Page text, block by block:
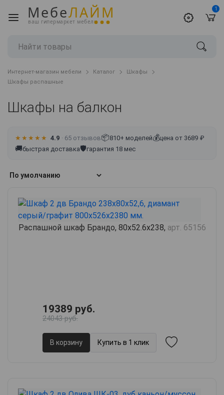
МебеЛАЙМ
ваш гипермаркет мебели
1
Интернет-магазин мебели Каталог
Шкафы
Шкафы распашные
Шкафы на балкон
★★★★★ 4.9 · 65 отзывов📦810+ моделей💰цена от 3689 ₽
🚚быстрая доставка🛡гарантия 18 мес
Распашной шкаф Брандо, 80х52.6х238, арт. 65156
19389 руб.
24043 руб.
В корзину Купить в 1 клик